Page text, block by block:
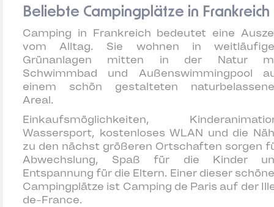
Beliebte Campingplätze in Frankreich
Camping in Frankreich bedeutet eine
vom Alltag. Sie wohnen in
Grünanlagen mitten in der Natur
Schwimmbad und Außenswimmingpool
einem schön gestalteten
Areal.
Einkaufsmöglichkeiten,
Wassersport, kostenloses WLAN und die
zu den nächst größeren Ortschaften sorgen
Abwechslung, Spaß für die Kinder
Entspannung für die Eltern. Einer dieser
Campingplätze ist Camping de Paris auf der
de-France.